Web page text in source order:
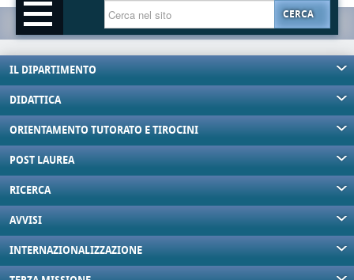
CERCA
IL DIPARTIMENTO
DIDATTICA
ORIENTAMENTO TUTORATO E TIROCINI
POST LAUREA
RICERCA
AVVISI
INTERNAZIONALIZZAZIONE